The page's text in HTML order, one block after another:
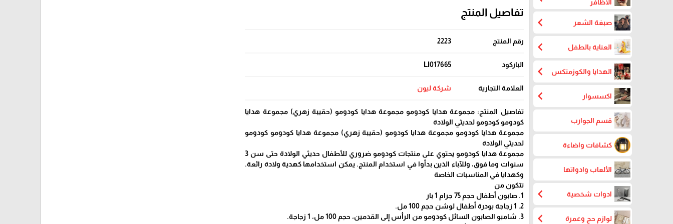
الاظافر
صبغة الشعر chevron_left
العناية بالطفل chevron_left
الهدايا والكوزمتكس chevron_left
اكسسوار chevron_left
قسم الجوارب
كشافات واضاءة
الألعاب وادواتها
ادوات شخصية chevron_left
لوازم حج وعمرة chevron_left
تفاصيل المنتج
رقم المنتج 2223
الباركود LI017665
العلامة التجارية شركة ليون
تفاصيل المنتج: مجموعة هدايا كودومو مجموعة هدايا كودومو (حقيبة زهري) مجموعة هدايا
كودومو كودومو لحديثي الولادة
مجموعة هدايا كودومو مجموعة هدايا كودومو (حقيبة زهري) مجموعة هدايا كودومو كودومو
لحديثي الولادة
مجموعة هدايا كودومو يحتوي على منتجات كودومو ضروري للأطفال حديثي الولادة حتى سن 3
سنوات وما فوق، وللآباء الذين بدأوا في استخدام المنتج. يمكن استخدامها كهدية ولادة رائعة.
وكهدايا في المناسبات الخاصة
تتكون من
1. صابون أطفال حجم 75 جرام 1 بار
2. 1 زجاجة بودرة أطفال لوشن حجم 100 مل.
3. شامبو الصابون السائل كودومو من الرأس إلى القدمين، حجم 100 مل، 1 زجاجة.